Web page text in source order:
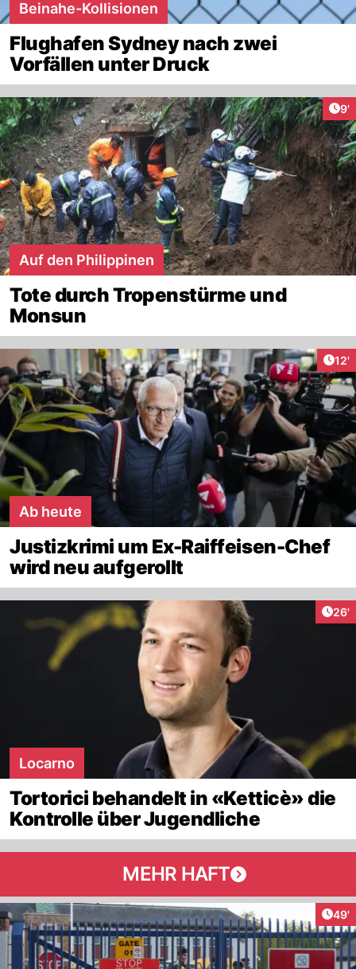
Beinahe-Kollisionen
Flughafen Sydney nach zwei
Vorfällen unter Druck
9'
Auf den Philippinen
Tote durch Tropenstürme und
Monsun
12'
Ab heute
Justizkrimi um Ex-Raiffeisen-Chef
wird neu aufgerollt
26'
Locarno
Tortorici behandelt in «Ketticè» die
Kontrolle über Jugendliche
MEHR HAFT
49'